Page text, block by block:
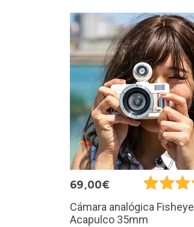
69,00€
Cámara analógica Fisheye
Acapulco 35mm